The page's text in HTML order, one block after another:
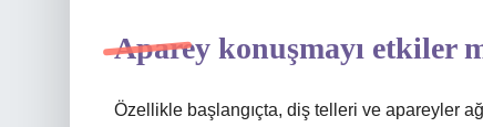
Aparey konuşmayı etkiler
Özellikle başlangıçta, diş telleri ve apareyler